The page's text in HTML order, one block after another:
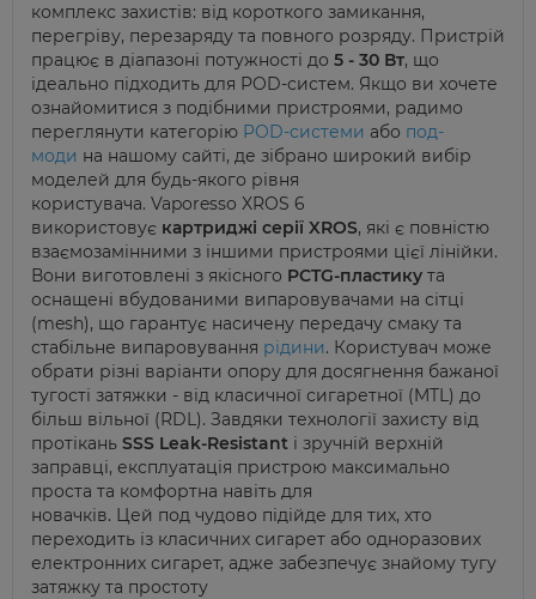
комплекс захистів: від короткого замикання,
перегріву, перезаряду та повного розряду. Пристрій
працює в діапазоні потужності до 5 - 30 Вт, що
ідеально підходить для POD-систем. Якщо ви хочете
ознайомитися з подібними пристроями, радимо
переглянути категорію POD-системи або под-
моди на нашому сайті, де зібрано широкий вибір
моделей для будь-якого рівня
користувача. Vaporesso XROS 6
використовує картриджі серії XROS, які є повністю
взаємозамінними з іншими пристроями цієї лінійки.
Вони виготовлені з якісного PCTG-пластику та
оснащені вбудованими випаровувачами на сітці
(mesh), що гарантує насичену передачу смаку та
стабільне випаровування рідини. Користувач може
обрати різні варіанти опору для досягнення бажаної
тугості затяжки - від класичної сигаретної (MTL) до
більш вільної (RDL). Завдяки технології захисту від
протікань SSS Leak-Resistant і зручній верхній
заправці, експлуатація пристрою максимально
проста та комфортна навіть для
новачків. Цей под чудово підійде для тих, хто
переходить із класичних сигарет або одноразових
електронних сигарет, адже забезпечує знайому тугу
затяжку та простоту